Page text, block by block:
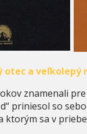
otec a veľkolepý
znamenali
priniesol so
ktorým sa v